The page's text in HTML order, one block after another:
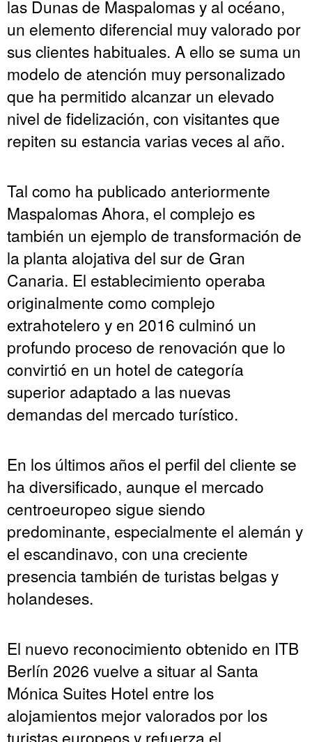
las Dunas de Maspalomas y al océano,
un elemento diferencial muy valorado por
sus clientes habituales. A ello se suma un
modelo de atención muy personalizado
que ha permitido alcanzar un elevado
nivel de fidelización, con visitantes que
repiten su estancia varias veces al año.
Tal como ha publicado anteriormente
Maspalomas Ahora, el complejo es
también un ejemplo de transformación de
la planta alojativa del sur de Gran
Canaria. El establecimiento operaba
originalmente como complejo
extrahotelero y en 2016 culminó un
profundo proceso de renovación que lo
convirtió en un hotel de categoría
superior adaptado a las nuevas
demandas del mercado turístico.
En los últimos años el perfil del cliente se
ha diversificado, aunque el mercado
centroeuropeo sigue siendo
predominante, especialmente el alemán y
el escandinavo, con una creciente
presencia también de turistas belgas y
holandeses.
El nuevo reconocimiento obtenido en ITB
Berlín 2026 vuelve a situar al Santa
Mónica Suites Hotel entre los
alojamientos mejor valorados por los
turistas europeos y refuerza el